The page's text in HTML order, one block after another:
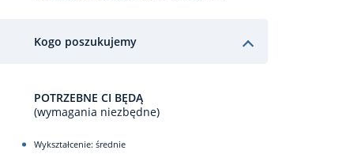
Kogo poszukujemy
POTRZEBNE CI BĘDĄ
(wymagania niezbędne)
Wykształcenie: średnie